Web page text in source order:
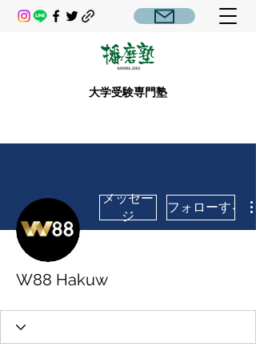
大学受験専門塾
メッセー
ジ
フォローする
W88 Hakuw